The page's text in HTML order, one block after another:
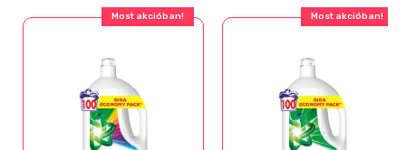
Most akcióban! Most akcióban!